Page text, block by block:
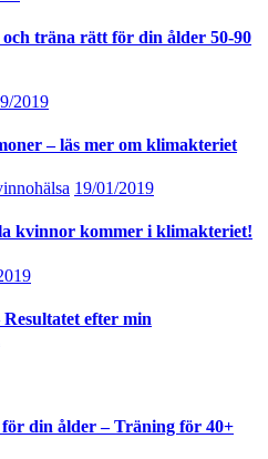
träna rätt för din ålder 50-90
2019
– läs mer om klimakteriet
19/01/2019
kvinnor kommer i klimakteriet!
efter min
din ålder – Träning för 40+